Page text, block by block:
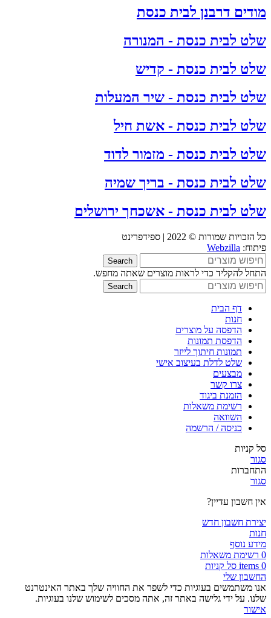
מודים דרבנן לבית כנסת
שלט לבית כנסת - המנורה
שלט לבית כנסת - קדיש
שלט לבית כנסת - שיר המעלות
שלט לבית כנסת - אשת חיל
שלט לבית כנסת - מזמור לדוד
שלט לבית כנסת - בריך שמיה
שלט לבית כנסת - אשכחך ירושלים
כל הזכויות שמורות © 2022 | ספידפרינט
פיתוח: Webzilla
Search
התחל להקליד כדי לראות מוצרים שאתה מחפש.
Search
דף הבית
חנות
הדפסה על מוצרים
הדפסת תמונות
תמונות חיתוך לייזר
שלט לדלת בעיצוב אישי
מבצעים
צרו קשר
הזמנת ביגוד
רשימת משאלות
השוואה
כניסה / הרשמה
סל קניות
סגור
התחברות
סגור
אין חשבון עדיין?
יצירת חשבון חדש
חנות
מידע נוסף
0 רשימת משאלות
0
items סל קניות
החשבון שלי
אנו משתמשים בעוגיות כדי לשפר את החוויה שלך באתר האינטרנט
שלנו. על ידי גלישה באתר זה, אתה מסכים לשימוש שלנו בעוגיות.
אישור